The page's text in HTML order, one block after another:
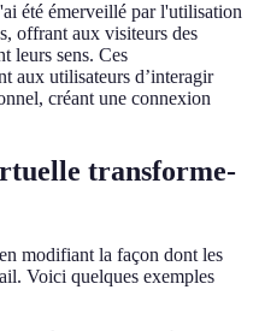
été émerveillé par l'utilisation
offrant aux visiteurs des
leurs sens. Ces
aux utilisateurs d’interagir
créant une connexion
transforme-
modifiant la façon dont les
Voici quelques exemples